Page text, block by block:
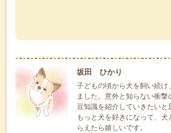
坂田 ひかり
子どもの頃から犬を飼い続け
ました。意外と知らない衝
豆知識を紹介していきたい
もっと犬を好きになって、犬
らえたら嬉しいです。